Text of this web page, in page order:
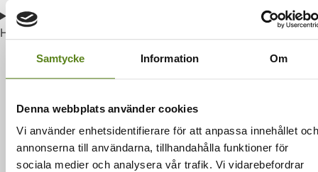
Samtycke Information Om
Denna webbplats använder cookies
Vi använder enhetsidentifierare för att anpassa innehållet och
annonserna till användarna, tillhandahålla funktioner för
sociala medier och analysera vår trafik. Vi vidarebefordrar
Hålla filmsamtal